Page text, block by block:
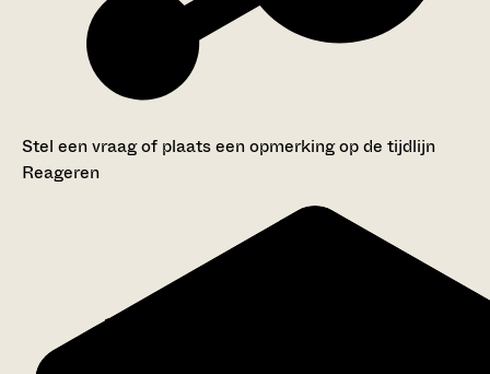
Stel een vraag of plaats een opmerking op de tijdlijn
Reageren